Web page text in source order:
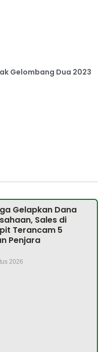
Gelombang Dua 2023
Gelapkan Dana
Sales di
Terancam 5
Penjara
2026